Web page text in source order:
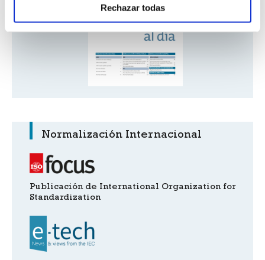
Rechazar todas
Normalización Internacional
Publicación de International Organization for
Standardization